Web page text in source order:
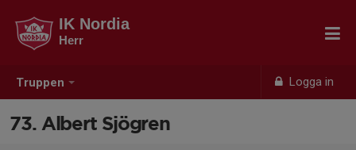
Truppen Logga in
IK Nordia
Herr
73. Albert Sjögren